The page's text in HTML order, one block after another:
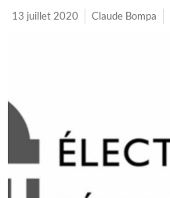
13 juillet 2020
Claude Bompa